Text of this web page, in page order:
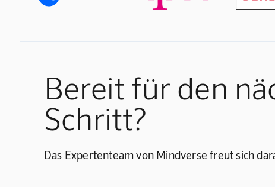
Bereit für den
Schritt?
Das Expertenteam von Mindverse freut sich